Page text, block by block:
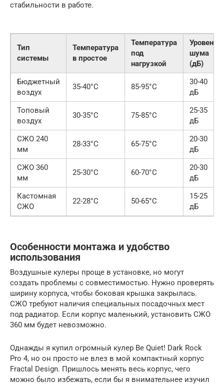
стабильности в работе.
Тип
системы
Температура
в простое
Температура
под
нагрузкой
Уровень
шума
(дБ)
Бюджетный
воздух
35-40°C 85-95°C
30-40
дБ
Топовый
воздух
30-35°C 75-85°C
25-35
дБ
СЖО 240
мм
28-33°C 65-75°C
20-30
дБ
СЖО 360
мм
25-30°C 60-70°C
20-30
дБ
Кастомная
СЖО
22-28°C 50-65°C
15-25
дБ
Особенности монтажа и удобство
использования
Воздушные кулеры проще в установке, но могут
создать проблемы с совместимостью. Нужно проверять
ширину корпуса, чтобы боковая крышка закрылась.
СЖО требуют наличия специальных посадочных мест
под радиатор. Если корпус маленький, установить СЖО
360 мм будет невозможно.
Однажды я купил огромный кулер Be Quiet! Dark Rock
Pro 4, но он просто не влез в мой компактный корпус
Fractal Design. Пришлось менять весь корпус, чего
можно было избежать, если бы я внимательнее изучил